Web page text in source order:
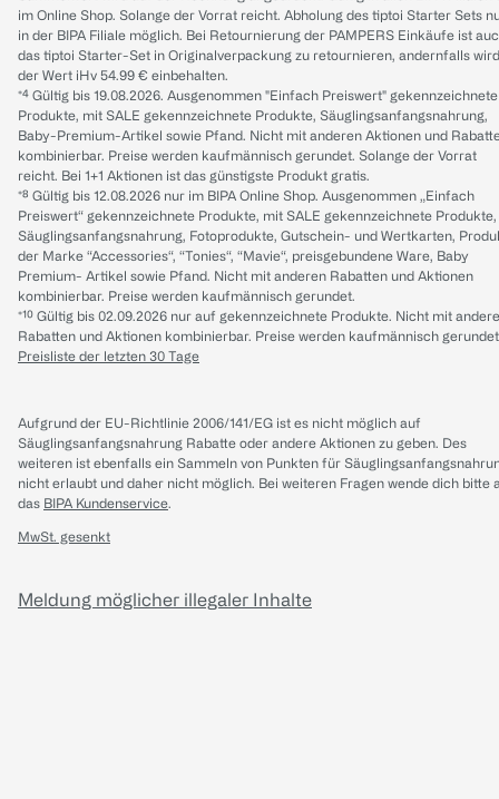
im Online Shop. Solange der Vorrat reicht. Abholung des tiptoi Starter Sets
in der BIPA Filiale möglich. Bei Retournierung der PAMPERS Einkäufe ist
das tiptoi Starter-Set in Originalverpackung zu retournieren, andernfalls wird
der Wert iHv 54.99 € einbehalten.
*⁴ Gültig bis 19.08.2026. Ausgenommen "Einfach Preiswert" gekennzeichnete
Produkte, mit SALE gekennzeichnete Produkte, Säuglingsanfangsnahrung,
Baby-Premium-Artikel sowie Pfand. Nicht mit anderen Aktionen und
kombinierbar. Preise werden kaufmännisch gerundet. Solange der Vorrat
reicht. Bei 1+1 Aktionen ist das günstigste Produkt gratis.
*⁸ Gültig bis 12.08.2026 nur im BIPA Online Shop. Ausgenommen „Einfach
Preiswert“ gekennzeichnete Produkte, mit SALE gekennzeichnete Produkte,
Säuglingsanfangsnahrung, Fotoprodukte, Gutschein- und Wertkarten,
der Marke “Accessories“, “Tonies“, “Mavie“, preisgebundene Ware, Baby
Premium- Artikel sowie Pfand. Nicht mit anderen Rabatten und Aktionen
kombinierbar. Preise werden kaufmännisch gerundet.
*¹⁰ Gültig bis 02.09.2026 nur auf gekennzeichnete Produkte. Nicht mit
Rabatten und Aktionen kombinierbar. Preise werden kaufmännisch
Preisliste der letzten 30 Tage
Aufgrund der EU-Richtlinie 2006/141/EG ist es nicht möglich auf
Säuglingsanfangsnahrung Rabatte oder andere Aktionen zu geben. Des
weiteren ist ebenfalls ein Sammeln von Punkten für
nicht erlaubt und daher nicht möglich. Bei weiteren Fragen wende dich bitte
das BIPA Kundenservice.
MwSt. gesenkt
Meldung möglicher illegaler Inhalte